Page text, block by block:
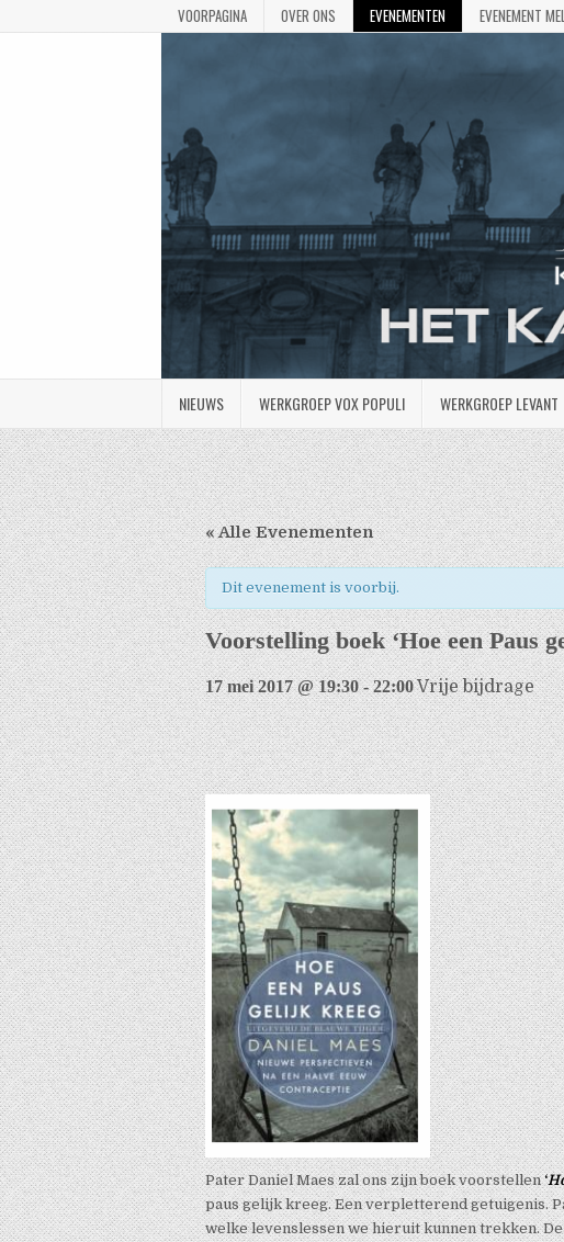
VOORPAGINA OVER ONS EVENEMENTEN EVENEMENT
NIEUWS WERKGROEP VOX POPULI WERKGROEP LEVANT
« Alle Evenementen
Dit evenement is voorbij.
Voorstelling boek ‘Hoe een Paus
17 mei 2017 @ 19:30-22:00Vrije bijdrage
Pater Daniel Maes zal ons zijn boek voorstellen‘
paus gelijk kreeg. Een verpletterend getuigenis.
welke levenslessen we hieruit kunnen trekken.